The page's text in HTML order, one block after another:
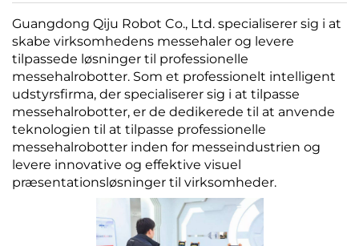
Nyheder
Servicesupport
Kontakt os
Guangdong Qiju Robot Co., Ltd. specialiserer sig i at
skabe virksomhedens messehaler og levere
tilpassede løsninger til professionelle
messehalrobotter. Som et professionelt intelligent
udstyrsfirma, der specialiserer sig i at tilpasse
messehalrobotter, er de dedikerede til at anvende
teknologien til at tilpasse professionelle
messehalrobotter inden for messeindustrien og
levere innovative og effektive visuel
præsentationsløsninger til virksomheder.